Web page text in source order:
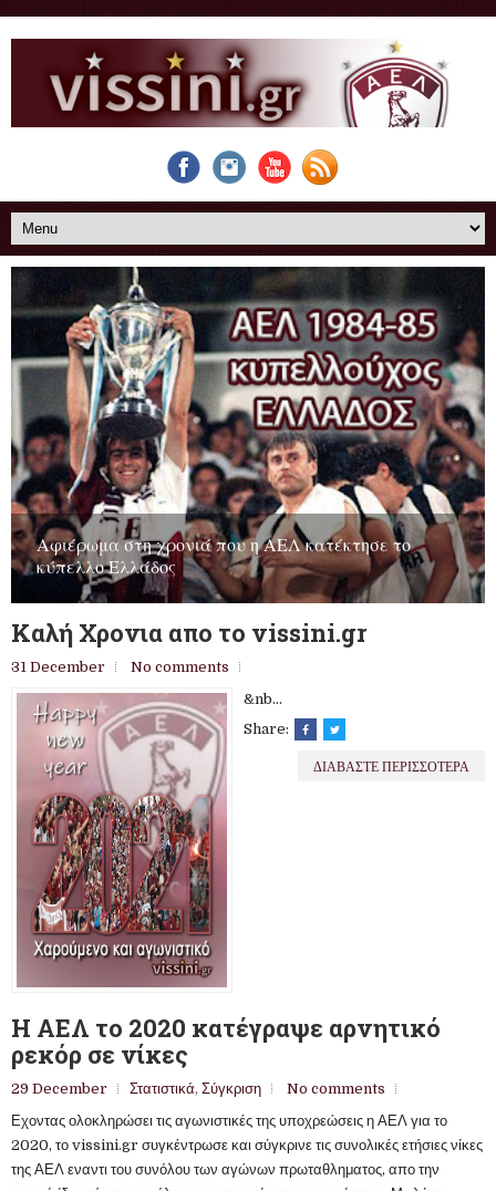
Η πορεία της ΑΕΛ μέχρι την κατάκτηση του
κυπέλλου Ελλάδος
Καλή Χρονια απο το vissini.gr
31 December
No comments
&nb...
Share:
ΔΙΑΒΑΣΤΕ ΠΕΡΙΣΣΟΤΕΡΑ
Η ΑΕΛ το 2020 κατέγραψε αρνητικό
ρεκόρ σε νίκες
29 December Στατιστικά, Σύγκριση
No comments
Εχοντας ολοκληρώσει τις αγωνιστικές της υποχρεώσεις η ΑΕΛ για το
2020, το vissini.gr συγκέντρωσε και σύγκρινε τις συνολικές ετήσιες νίκες
της ΑΕΛ εναντι του συνόλου των αγώνων πρωταθληματος, απο την